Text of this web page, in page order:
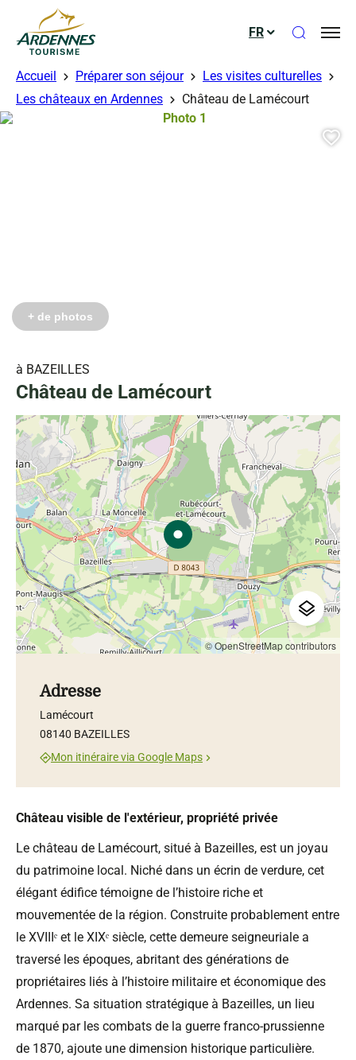
ADT des Ardennes
FR Ouvrir
Accueil Préparer son séjour
Les visites culturelles
Les châteaux en Ardennes
Château de Lamécourt
à BAZEILLES
Château de Lamécourt
Photo 1, © Droits gérés – Neuvens
+ de photos
Château visible de l'extérieur, propriété privée
Le château de Lamécourt, situé à Bazeilles, est un joyau
du patrimoine local. Niché dans un écrin de verdure, cet
élégant édifice témoigne de l’histoire riche et
mouvementée de la région. Construite probablement entre
le XVIIIᵉ et le XIXᵉ siècle, cette demeure seigneuriale a
traversé les époques, abritant des générations de
propriétaires liés à l’histoire militaire et économique des
Ardennes. Sa situation stratégique à Bazeilles, un lieu
marqué par les combats de la guerre franco-prussienne
de 1870, ajoute une dimension historique particulière.
© OpenStreetMap contributors
Adresse
Lamécourt
08140 BAZEILLES
Mon itinéraire via Google Maps